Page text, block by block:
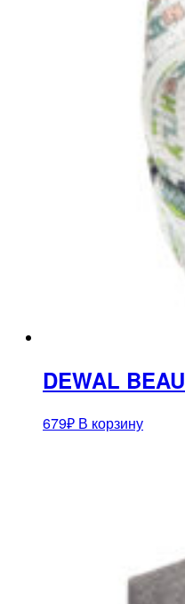
DEWAL
679₽ В корзину